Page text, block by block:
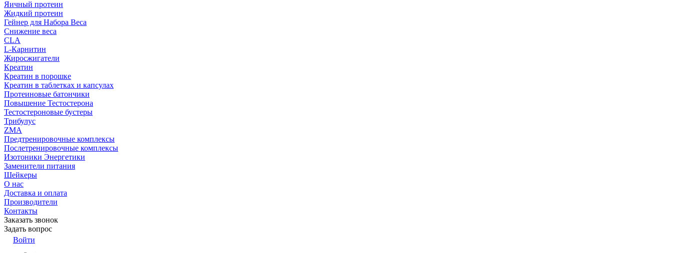
Яичный протеин
Жидкий протеин
Гейнер для Набора Веса
Снижение веса
CLA
L-Карнитин
Жиросжигатели
Креатин
Креатин в порошке
Креатин в таблетках и капсулах
Протеиновые батончики
Повышение Тестостерона
Тестостероновые бустеры
Трибулус
ZMA
Предтренировочные комплексы
Послетренировочные комплексы
Изотоники Энергетики
Заменители питания
Шейкеры
О нас
Доставка и оплата
Производители
Контакты
Заказать звонок
Задать вопрос
Войти